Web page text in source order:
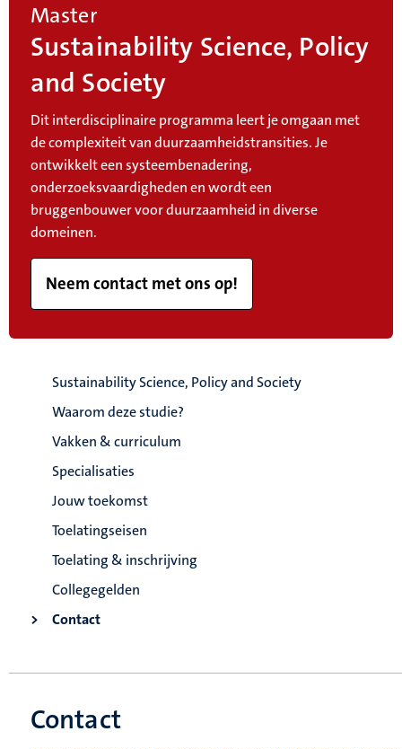
Master
Sustainability Science, Policy
and Society
Dit interdisciplinaire programma leert je omgaan met
de complexiteit van duurzaamheidstransities. Je
ontwikkelt een systeembenadering,
onderzoeksvaardigheden en wordt een
bruggenbouwer voor duurzaamheid in diverse
domeinen.
Neem contact met ons op!
Sustainability Science, Policy and Society
Waarom deze studie?
Vakken & curriculum
Specialisaties
Jouw toekomst
Toelatingseisen
Toelating & inschrijving
Collegegelden
Contact
Contact